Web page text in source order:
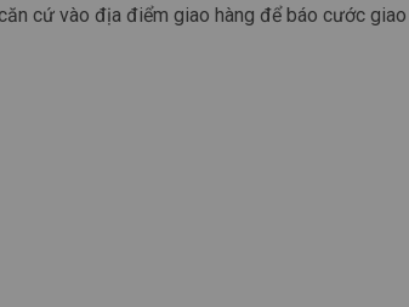
cứ vào địa điểm giao hàng để báo cước giao